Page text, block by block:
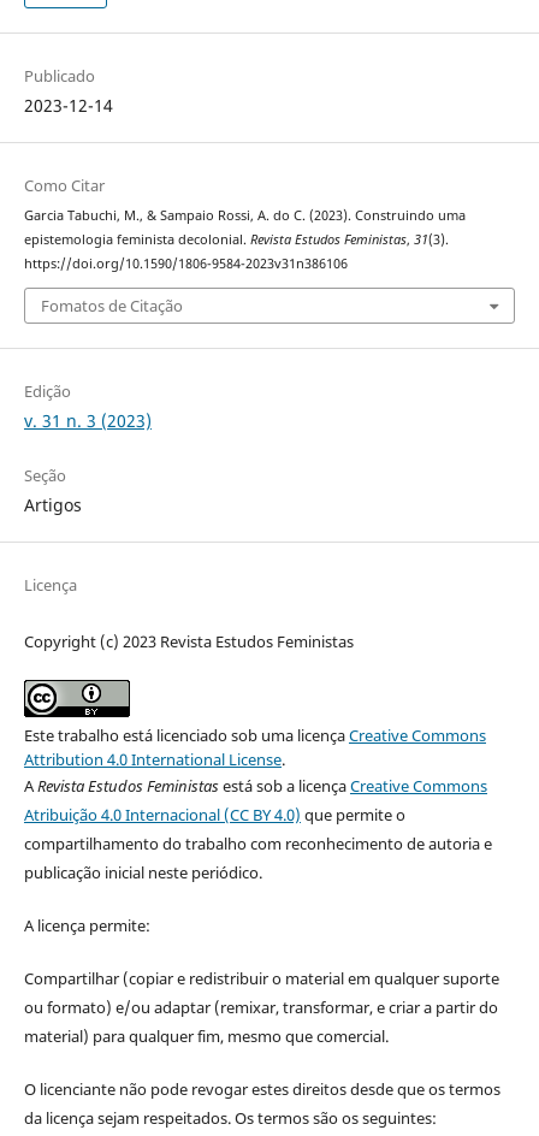
Publicado
2023-12-14
Como Citar
Garcia Tabuchi, M., & Sampaio Rossi, A. do C. (2023). Construindo uma
epistemologia feminista decolonial. Revista Estudos Feministas, 31(3).
https://doi.org/10.1590/1806-9584-2023v31n386106
Fomatos de Citação
Edição
v. 31 n. 3 (2023)
Seção
Artigos
Licença
Copyright (c) 2023 Revista Estudos Feministas
Este trabalho está licenciado sob uma licençaCreative Commons
Attribution 4.0 International License.
ARevista Estudos Feministasestá sob a licençaCreative Commons
Atribuição 4.0 Internacional (CC BY 4.0) que permite o
compartilhamento do trabalho com reconhecimento de autoria e
publicação inicial neste periódico.
A licença permite:
Compartilhar (copiar e redistribuir o material em qualquer suporte
ou formato) e/ou adaptar (remixar, transformar, e criar a partir do
material) para qualquer fim, mesmo que comercial.
O licenciante não pode revogar estes direitos desde que os termos
da licença sejam respeitados. Os termos são os seguintes: